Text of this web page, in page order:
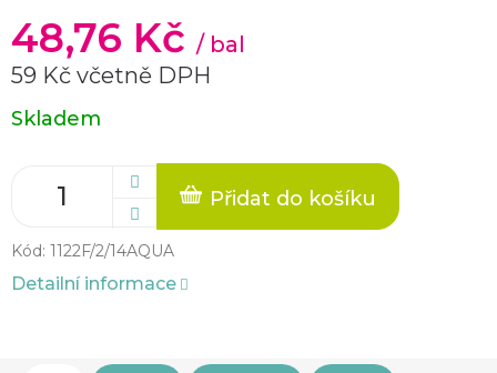
48,76 Kč / bal
59 Kč včetně DPH
Měrná
cena:
Skladem
Přidat do košíku
Kód: 1122F/2/14AQUA
Detailní informace